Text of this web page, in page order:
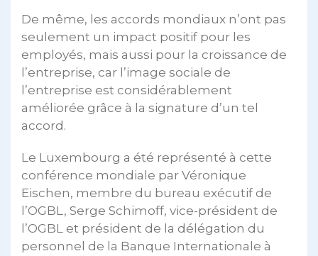
De même, les accords mondiaux n’ont pas
seulement un impact positif pour les
employés, mais aussi pour la croissance de
l’entreprise, car l’image sociale de
l’entreprise est considérablement
améliorée grâce à la signature d’un tel
accord.
Le Luxembourg a été représenté à cette
conférence mondiale par Véronique
Eischen, membre du bureau exécutif de
l’OGBL, Serge Schimoff, vice-président de
l’OGBL et président de la délégation du
personnel de la Banque Internationale à